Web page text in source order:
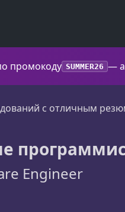
промокоду SUMMER26 —
с отличным
Engineer